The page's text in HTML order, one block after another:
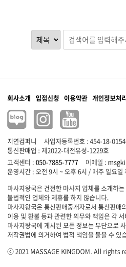
회사소개 입점신청 이용약관 개인정보처
지연컴퍼니
사업자등록번호 : 454-18-
통신판매업 : 제2022-대전유성-1229호
고객센터 : 050-7885-7777 이메일 :
마사지왕국은 건전한 마사지 업체를 소개하
불법적인 업체와 제휴를 하지 않습니다.
마사지왕국은 통신판매중개자로서 통신판매
이용 및 환불 등과 관련한 의무와 책임은 각
마사지왕국에 게시된 모든 정보는 무단으로
저작권법에 의거하여 법적 책임을 물을 수 있
ⓒ 2021 MASSAGE KINGDOM. All rights